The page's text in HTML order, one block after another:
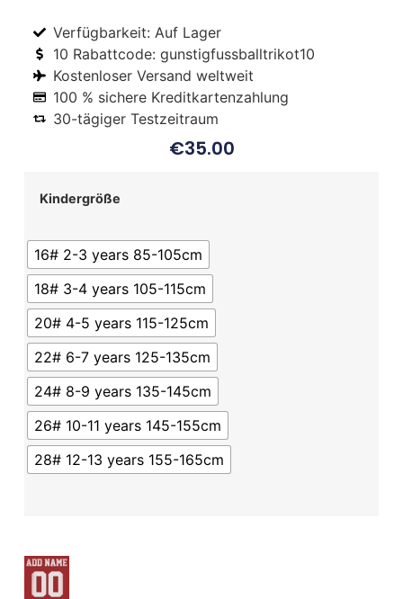
Verfügbarkeit: Auf Lager
10 Rabattcode: gunstigfussballtrikot10
Kostenloser Versand weltweit
100 % sichere Kreditkartenzahlung
30-tägiger Testzeitraum
€35.00
Kindergröße
16# 2-3 years 85-105cm
18# 3-4 years 105-115cm
20# 4-5 years 115-125cm
22# 6-7 years 125-135cm
24# 8-9 years 135-145cm
26# 10-11 years 145-155cm
28# 12-13 years 155-165cm